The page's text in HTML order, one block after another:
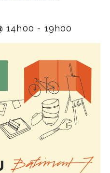
14h00 - 19h00